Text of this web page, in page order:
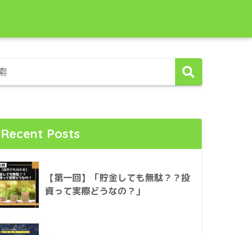
Recent Posts
【第一回】「貯金しても無駄？？投
資って実際どうなの？」